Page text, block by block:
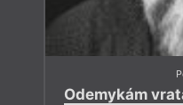
Odemykám